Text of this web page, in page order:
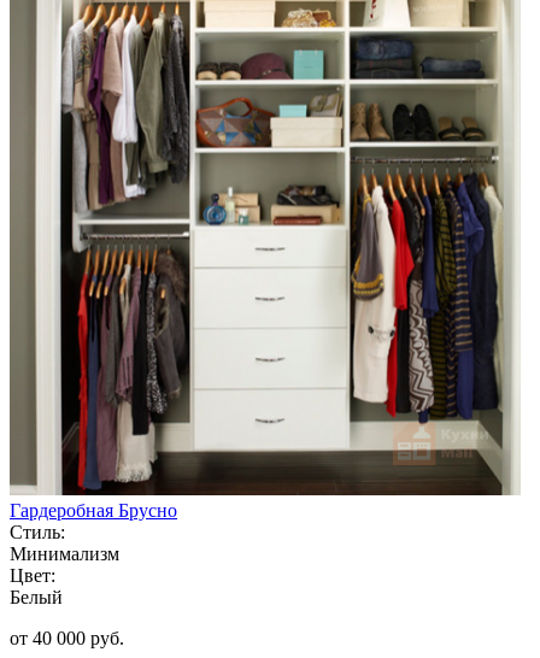
Гардеробная Брусно
Стиль:
Минимализм
Цвет:
Белый
от 40 000 руб.